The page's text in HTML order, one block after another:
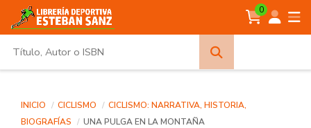
0
INICIO CICLISMO
CICLISMO: NARRATIVA, HISTORIA,
BIOGRAFÍAS
UNA PULGA EN LA MONTAÑA